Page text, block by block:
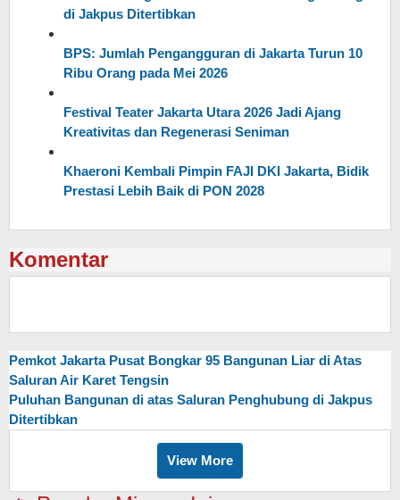
di Jakpus Ditertibkan
BPS: Jumlah Pengangguran di Jakarta Turun 10
Ribu Orang pada Mei 2026
Festival Teater Jakarta Utara 2026 Jadi Ajang
Kreativitas dan Regenerasi Seniman
Khaeroni Kembali Pimpin FAJI DKI Jakarta, Bidik
Prestasi Lebih Baik di PON 2028
Komentar
Pemkot Jakarta Pusat Bongkar 95 Bangunan Liar di Atas
Saluran Air Karet Tengsin
Puluhan Bangunan di atas Saluran Penghubung di Jakpus
Ditertibkan
View More